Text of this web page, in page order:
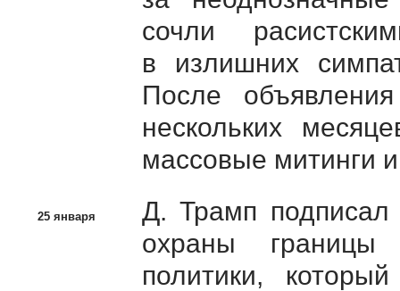
сочли
в излишних
После
нескольких
массовые митинги
25 января
Д. Трамп
охраны границы
политики,